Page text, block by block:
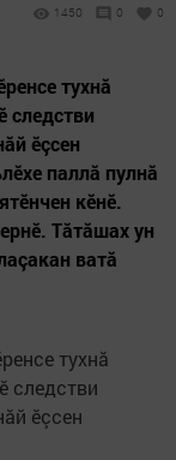
1450 0 0
тухнă
следстви
ӗçсен
паллă пулнă
кӗнӗ.
Тăтăшах ун
ватă
тухнă
следстви
ӗçсен